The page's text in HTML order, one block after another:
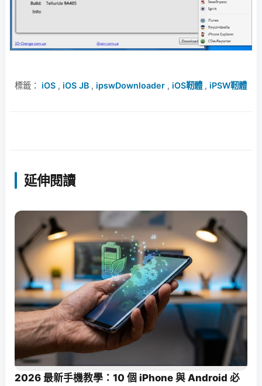
標籤： iOS , iOS JB , ipswDownloader , iOS靭體, iPSW靭體
延伸閱讀
2026 最新手機教學：10 個 iPhone 與 Android 必